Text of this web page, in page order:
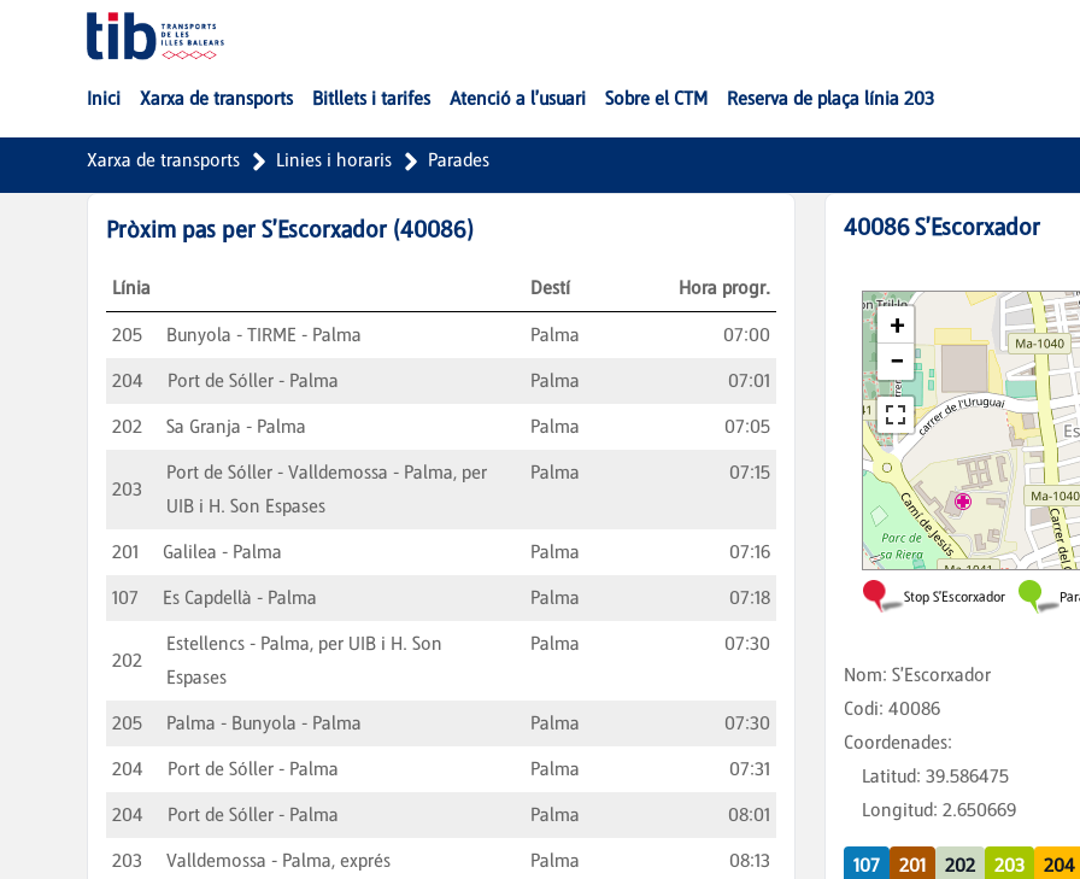
Salta al contingut principal
Inici Xarxa de transports Bitllets i tarifes Atenció a l'usuari Sobre el CTM Reserva de plaça línia 203
Xarxa de transports Linies i horaris Parades
Pròxim pas per S'Escorxador (40086)
Línia Destí Hora progr.
205 Bunyola - TIRME - Palma Palma
07:00
204
Port de Sóller - Palma Palma
07:01
202
Sa Granja - Palma Palma 07:05
203
Port de Sóller - Valldemossa - Palma, per
UIB i H. Son Espases
Palma 07:15
201 Galilea - Palma Palma
07:16
107
Es Capdellà - Palma Palma 07:18
202
Estellencs - Palma, per UIB i H. Son
Espases
Palma 07:30
205 Palma - Bunyola - Palma Palma
07:30
204
Port de Sóller - Palma Palma
07:31
204
Port de Sóller - Palma Palma
08:01
203
Valldemossa - Palma, exprés Palma 08:13
40086 S'Escorxador
Nom: S'Escorxador
Codi: 40086
Coordenades:
Latitud: 39.586475
Longitud: 2.650669
107 201 202 203 204